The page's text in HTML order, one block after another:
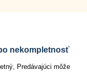
nekompletnosť
Predávajúci môže